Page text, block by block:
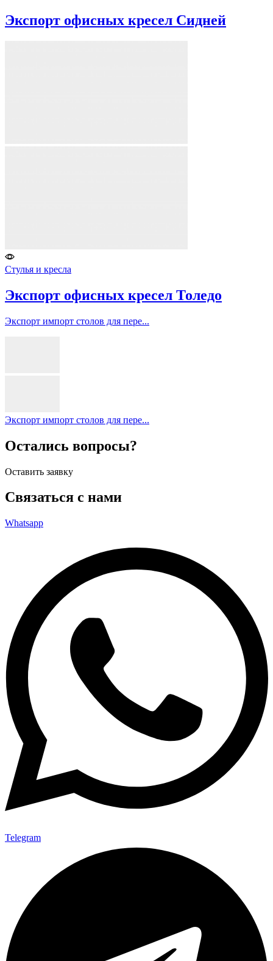
Экспорт офисных кресел Сидней
Стулья и кресла
Экспорт офисных кресел Толедо
Экспорт импорт столов для пере...
Экспорт импорт столов для пере...
Остались вопросы?
Оставить заявку
Связаться с нами
Whatsapp
Telegram